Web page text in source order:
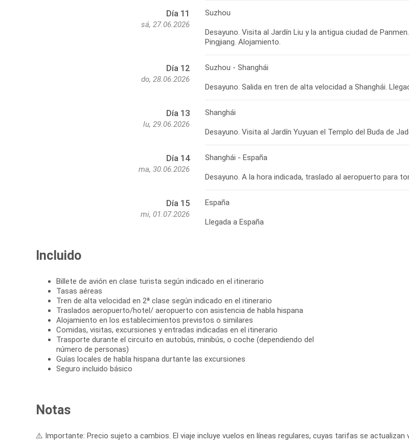
Día 11
sá, 27.06.2026
Suzhou
Desayuno. Visita al Jardín Liu y la antigua ciudad de
Día 12
do, 28.06.2026
Suzhou - Shanghái
Día 13
lu, 29.06.2026
Shanghái
Día 14
ma, 30.06.2026
Shanghái - España
Día 15
mi, 01.07.2026
España
Llegada a España
Incluido
Billete de avión en clase turista según indicado en el itinerario
Tasas aéreas
Tren de alta velocidad en 2ª clase según indicado en el itinerario
Traslados aeropuerto/hotel/ aeropuerto con asistencia de habla hispana
Alojamiento en los establecimientos previstos o similares
Comidas, visitas, excursiones y entradas indicadas en el itinerario
Trasporte durante el circuito en autobús, minibús, o coche (dependiendo del
número de personas)
Guías locales de habla hispana durtante las excursiones
Seguro incluido básico
Notas
⚠️ Importante: Precio sujeto a cambios. El viaje incluye vuelos en líneas regulares, cuyas tarifas se actualizan